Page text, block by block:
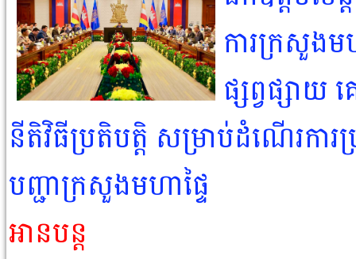
ការក្រសួងម
ផ្សព្វផ្សា
នីតិវិធីប្រតិបត្តិ សម្រាប់ដំណើរការប្
បញ្ជាក្រសួងមហាផ្ទៃ
អានបន្ត